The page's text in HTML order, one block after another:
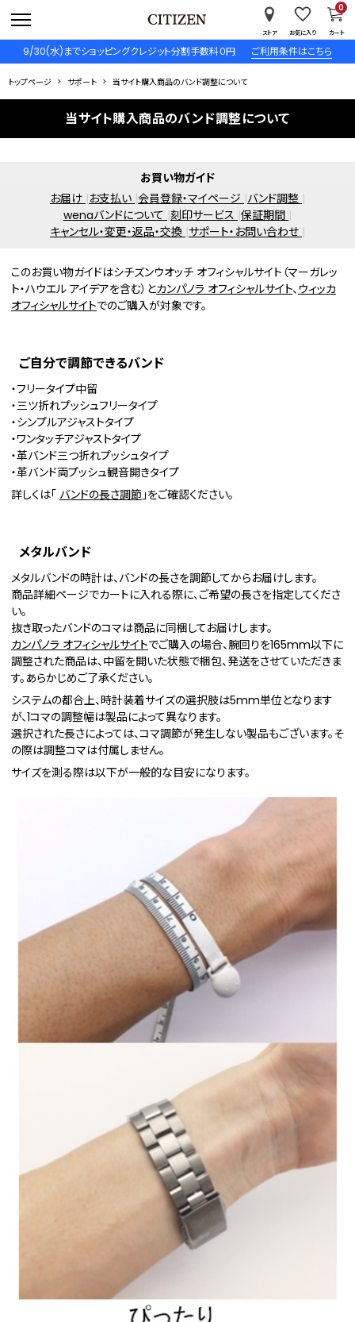
9/30(水)までショッピングクレジット分割手数料０円 ご利用条件はこちら
ストア お気に入り カート
0
トップページ サポート 当サイト購入商品のバンド調整について
当サイト購入商品のバンド調整について
お買い物ガイド
お届け お支払い 会員登録・マイページ バンド調整
wenaバンドについて 刻印サービス 保証期間
キャンセル・変更・返品・交換 サポート・お問い合わせ
このお買い物ガイドはシチズンウオッチ オフィシャルサイト（マーガレッ
ト・ハウエル アイデアを含む）とカンパノラ オフィシャルサイト、 ウィッカ
オフィシャルサイトでのご購入が対象です。
ご自分で調節できるバンド
・フリータイプ中留
・三ツ折れプッシュフリータイプ
・シンプルアジャストタイプ
・ワンタッチアジャストタイプ
・革バンド三つ折れプッシュタイプ
・革バンド両プッシュ観音開きタイプ
詳しくは「 バンドの長さ調節」をご確認ください。
メタルバンド
メタルバンドの時計は、バンドの長さを調節してからお届けします。
商品詳細ページでカートに入れる際に、ご希望の長さを指定してくださ
い。
抜き取ったバンドのコマは商品に同梱してお届けします。
カンパノラ オフィシャルサイトでご購入の場合、腕回りを165mm以下に
調整された商品は、中留を開いた状態で梱包、発送をさせていただきま
す。あらかじめご了承ください。
システムの都合上、時計装着サイズの選択肢は5mm単位となります
が、1コマの調整幅は製品によって異なります。
選択された長さによっては、コマ調節が発生しない製品もございます。そ
の際は調整コマは付属しません。
サイズを測る際は以下が一般的な目安になります。